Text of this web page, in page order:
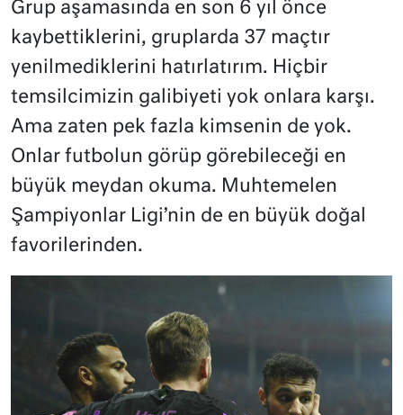
Grup aşamasında en son 6 yıl önce
kaybettiklerini, gruplarda 37 maçtır
yenilmediklerini hatırlatırım. Hiçbir
temsilcimizin galibiyeti yok onlara karşı.
Ama zaten pek fazla kimsenin de yok.
Onlar futbolun görüp görebileceği en
büyük meydan okuma. Muhtemelen
Şampiyonlar Ligi’nin de en büyük doğal
favorilerinden.